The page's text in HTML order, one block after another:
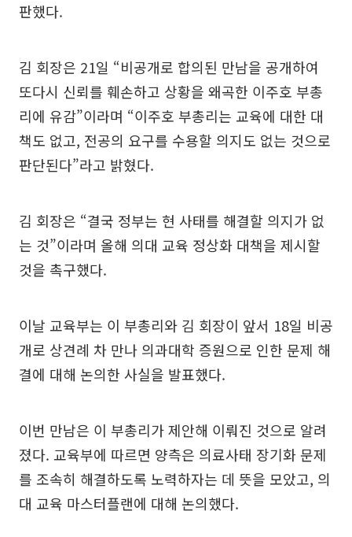
판했다.
김 회장은 21일 “비공개로 합의된 만남을 공개하여
또다시 신뢰를 훼손하고 상황을 왜곡한 이주호 부총
리에 유감”이라며 “이주호 부총리는 교육에 대한 대
책도 없고, 전공의 요구를 수용할 의지도 없는 것으로
판단된다”라고 밝혔다.
김 회장은 “결국 정부는 현 사태를 해결할 의지가 없
는 것”이라며 올해 의대 교육 정상화 대책을 제시할
것을 촉구했다.
이날 교육부는 이 부총리와 김 회장이 앞서 18일 비공
개로 상견례 차 만나 의과대학 증원으로 인한 문제 해
결에 대해 논의한 사실을 발표했다.
이번 만남은 이 부총리가 제안해 이뤄진 것으로 알려
졌다. 교육부에 따르면 양측은 의료사태 장기화 문제
를 조속히 해결하도록 노력하자는 데 뜻을 모았고, 의
대 교육 마스터플랜에 대해 논의했다.